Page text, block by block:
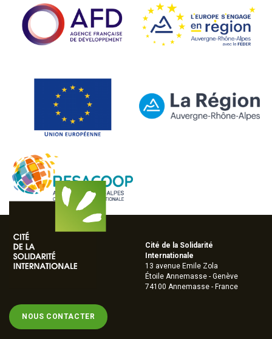
NOUS CONTACTER
Cité de la Solidarité
Internationale
13 avenue Emile Zola
Étoile Annemasse - Genève
74100 Annemasse - France